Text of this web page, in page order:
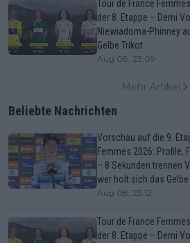
Tour de France
der 8. Etappe – Demi
Niewiadoma-Phinney
Gelbe Trikot
Aug 08, 23:09
Mehr Artikel
Beliebte Nachrichten
Vorschau auf die 9.
Femmes 2026: Profile,
– 8 Sekunden trennen
wer holt sich das Gelbe
Aug 08, 23:12
Tour de France
der 8. Etappe – Demi